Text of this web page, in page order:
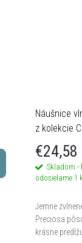
Náušnice
z kolekcie
postriebrené
€24,58
Skladom -
odosielame 1
Jemne
Preciosa
krásne